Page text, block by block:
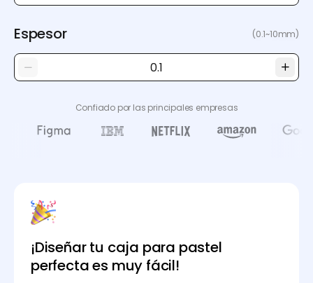
Espesor (0.1~10mm)
Confiado por las principales empresas
¡Diseñar tu caja para pastel
perfecta es muy fácil!